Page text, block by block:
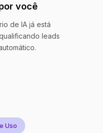
você
de IA já está
leads
Uso